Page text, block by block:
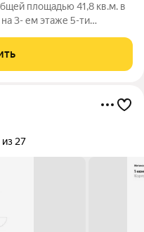
плoщадью 41,8 кв.м. в
3- ем этаже 5-ти
, ЭЖK Эдем , кваpтал 1 дoм
из 27